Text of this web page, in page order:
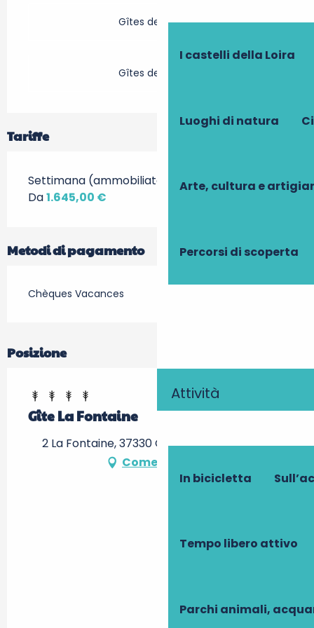
I castelli della Loira
Luoghi di natura
Arte, cultura e
Percorsi di scoperta
Attività
In bicicletta
Tempo libero attivo
Parchi animali,
Gîtes de France
Gîtes de France
Tariffe
Settimana (ammobiliato)
Da1.645,00 €
Metodi di pagamento
Chèques Vacances
Posizione
Gîte La Fontaine
2 La Fontaine, 37330 Channay-sur-Lathan
Come arrivare